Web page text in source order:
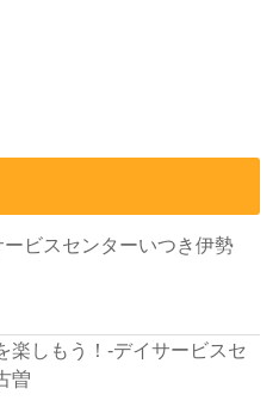
ビスセンターいつき伊勢
楽しもう！-デイサービスセ
曽